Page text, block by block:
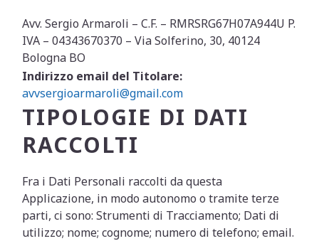
Avv. Sergio Armaroli – C.F. – RMRSRG67H07A944U P.
IVA – 04343670370 – Via Solferino, 30, 40124
Bologna BO
Indirizzo email del Titolare:
avvsergioarmaroli@gmail.com
TIPOLOGIE DI DATI
RACCOLTI
Fra i Dati Personali raccolti da questa
Applicazione, in modo autonomo o tramite terze
parti, ci sono: Strumenti di Tracciamento; Dati di
utilizzo; nome; cognome; numero di telefono; email.